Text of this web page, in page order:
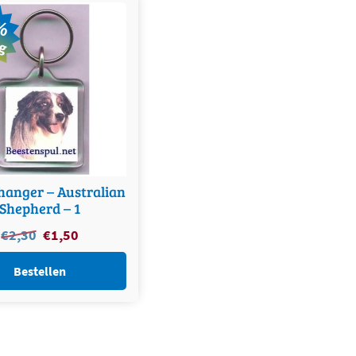
– Australian
Shepherd – 1
€2,30 Oorspronkelijke
prijs
was:
€2,30.
€1,50Huidige
prijs
€1,50.
Bestellen